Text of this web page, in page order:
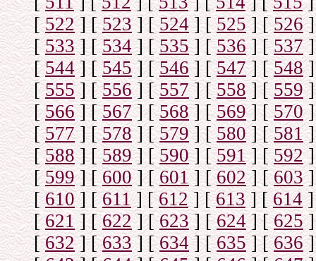
[522] [523] [524] [525] [526]
[533] [534] [535] [536] [ 537]
[544] [545] [546] [547] [548]
[555] [556] [557] [558] [559]
[566] [567] [568] [569] [570]
[577] [578] [579] [580] [581]
[588] [589] [590] [591] [592]
[599] [600] [ 601] [602] [603]
[610] [611] [612] [613] [614]
[621] [622] [623] [624] [625]
[632] [633] [634] [635] [636]